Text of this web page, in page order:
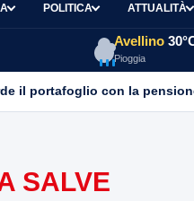
POLITICA ATTUALITÀ
Avellino
Pioggia
il portafoglio con la
SALVE